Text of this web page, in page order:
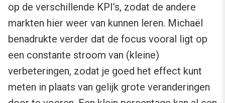
op de verschillende KPI’s, zodat de andere
markten hier weer van kunnen leren. Michaël
benadrukte verder dat de focus vooral ligt op
een constante stroom van (kleine)
verbeteringen, zodat je goed het effect kunt
meten in plaats van gelijk grote veranderingen